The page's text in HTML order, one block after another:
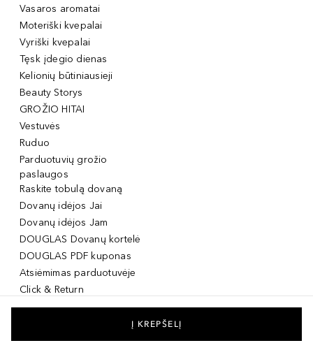
Vasaros aromatai
Moteriški kvepalai
Vyriški kvepalai
Tęsk įdegio dienas
Kelionių būtiniausieji
Beauty Storys
GROŽIO HITAI
Vestuvės
Ruduo
Parduotuvių grožio
paslaugos
Raskite tobulą dovaną
Dovanų idėjos Jai
Dovanų idėjos Jam
DOUGLAS Dovanų kortelė
DOUGLAS PDF kuponas
Atsiėmimas parduotuvėje
Click & Return
DOUGLAS Grožio Kortelė
Į KREPŠELĮ